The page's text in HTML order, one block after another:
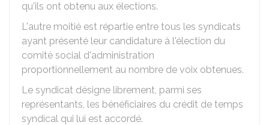
qu'ils ont obtenu aux élections.
L'autre moitié est répartie entre tous les syndicats
ayant présenté leur candidature à l'élection du
comité social d'administration
proportionnellement au nombre de voix obtenues.
Le syndicat désigne librement, parmi ses
représentants, les bénéficiaires du crédit de temps
syndical qui lui est accordé.